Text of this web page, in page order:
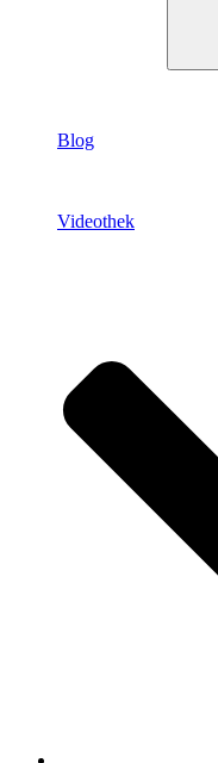
Blog
Videothek